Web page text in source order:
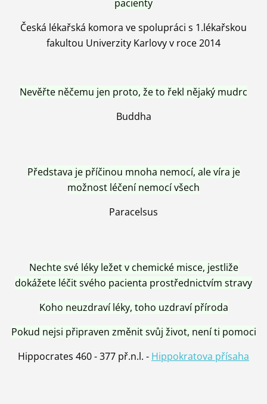
pacienty
Česká lékařská komora ve spolupráci s 1.lékařskou
fakultou Univerzity Karlovy v roce 2014
Nevěřte něčemu jen proto, že to řekl nějaký mudrc
Buddha
Představa je příčinou mnoha nemocí, ale víra je
možnost léčení nemocí všech
Paracelsus
Nechte své léky ležet v chemické misce, jestliže
dokážete léčit svého pacienta prostřednictvím stravy
Koho neuzdraví léky, toho uzdraví příroda
Pokud nejsi připraven změnit svůj život, není ti pomoci
Hippocrates 460 - 377 př.n.l. - Hippokratova přísaha